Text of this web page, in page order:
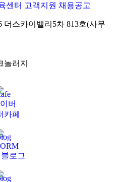
센터 고객지원 채용공고
더스카이밸리5차 813호(사무
놀러지
버
카페
로그